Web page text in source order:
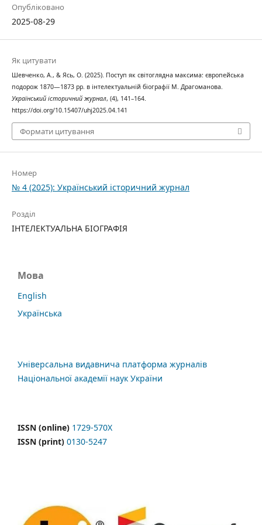
Опубліковано
2025-08-29
Як цитувати
Шевченко, А., & Ясь, О. (2025). Поступ як світоглядна максима: європейська
подорож 1870—1873 рр. в інтелектуальній біографії М. Драгоманова.
Український історичний журнал, (4), 141–164.
https://doi.org/10.15407/uhj2025.04.141
Формати цитування
Номер
№ 4 (2025): Український історичний журнал
Розділ
ІНТЕЛЕКТУАЛЬНА БІОГРАФІЯ
Мова
English
Українська
Універсальна видавнича платформа журналів
Національної академії наук України
ISSN (online) 1729-570X
ISSN (print) 0130-5247